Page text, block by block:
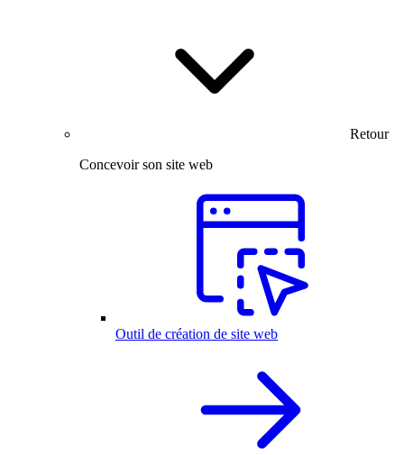
Retour
Concevoir son site web
Outil de création de site web